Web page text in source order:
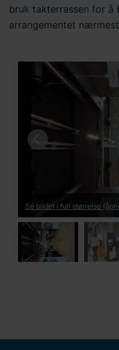
bruk takterrassen for å
arrangementet
Tidligere
Se bildet i full størrelse